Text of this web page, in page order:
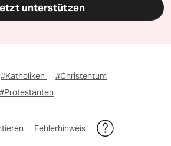
unterstützen
#Katholiken
#Christentum
#Protestanten
Fehlerhinweis